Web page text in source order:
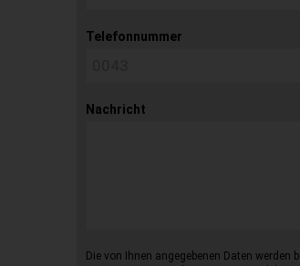
Telefonnummer
Nachricht
Die von Ihnen angegebenen Daten werden